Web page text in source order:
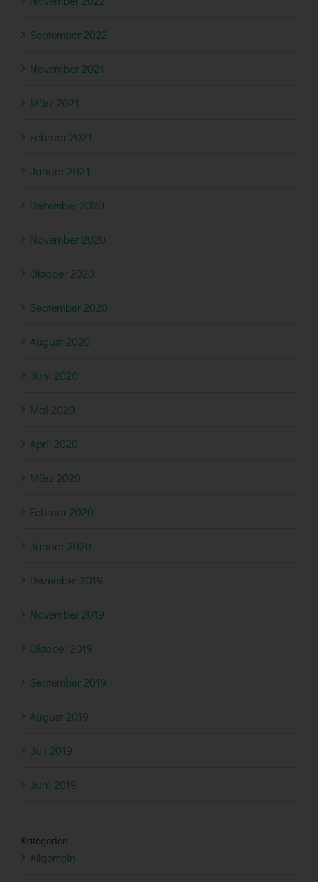
September 2022
November 2021
März 2021
Februar 2021
Januar 2021
Dezember 2020
November 2020
Oktober 2020
September 2020
August 2020
Juni 2020
Mai 2020
April 2020
März 2020
Februar 2020
Januar 2020
Dezember 2019
November 2019
Oktober 2019
September 2019
August 2019
Juli 2019
Juni 2019
Kategorien
Allgemein